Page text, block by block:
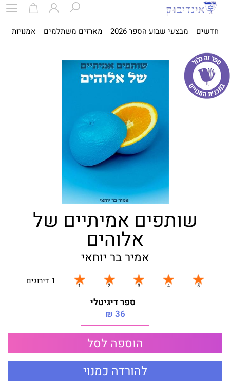
חדשים מבצעי שבוע הספר 2026 מארזים משתלמים אמנויות
שותפים אמיתיים של
אלוהים
אמיר בר יוחאי
1 דירוגים
ספר דיגיטלי
36 ₪
הוספה לסל
להורדה כמנוי